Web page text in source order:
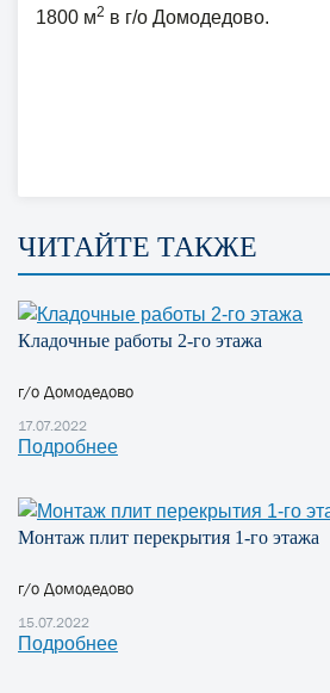
1800 м2 в г/о Домодедово.
ЧИТАЙТЕ ТАКЖЕ
Кладочные работы 2-го этажа
г/о Домодедово
17.07.2022
Подробнее
Монтаж плит перекрытия 1-го этажа
г/о Домодедово
15.07.2022
Подробнее